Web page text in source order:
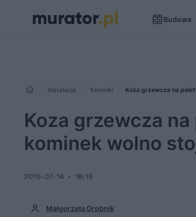
Budowa
Instalacje Kominki Koza grzewcza na
Koza grzewcza
kominek wolno
Małgorzata Drobnik
2015-07-14 18:15